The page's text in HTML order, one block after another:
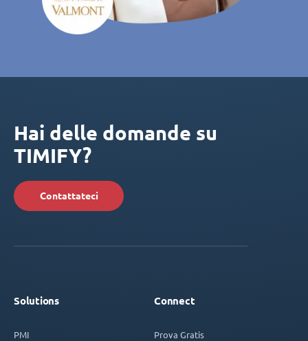
Hai delle domande su
TIMIFY?
Contattateci
Solutions
PMI
Connect
Prova Gratis